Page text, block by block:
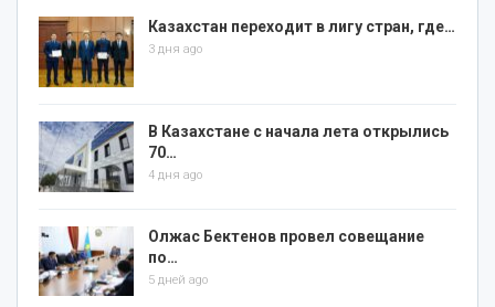
Казахстан переходит в лигу стран, где…
3 дня ago
В Казахстане с начала лета открылись
70…
4 дня ago
Олжас Бектенов провел совещание
по…
5 дней ago